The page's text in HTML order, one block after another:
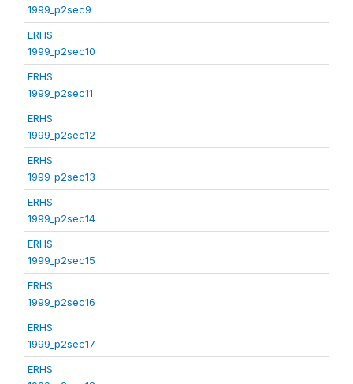
1999_p2sec9
ERHS
1999_p2sec10
ERHS
1999_p2sec11
ERHS
1999_p2sec12
ERHS
1999_p2sec13
ERHS
1999_p2sec14
ERHS
1999_p2sec15
ERHS
1999_p2sec16
ERHS
1999_p2sec17
ERHS